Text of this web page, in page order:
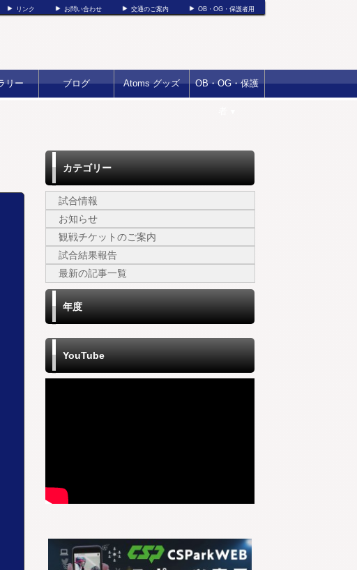
リンク お問い合わせ 交通のご案内 OB・OG・保護者用
リー ブログ Atoms グッズ OB・OG・保護
カテゴリー
試合情報
お知らせ
観戦チケットのご案内
試合結果報告
最新の記事一覧
年度
YouTube